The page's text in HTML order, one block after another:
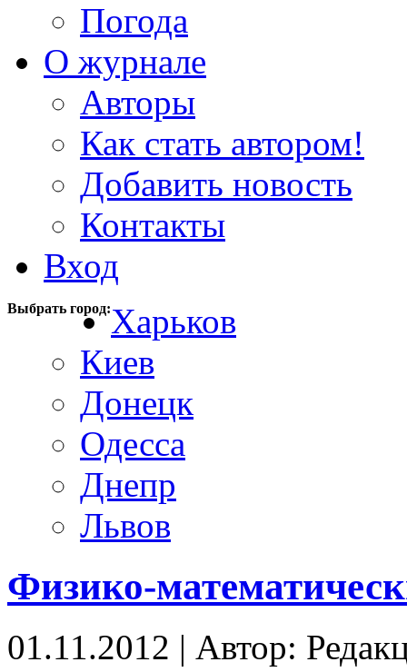
Погода
О журнале
Авторы
Как стать автором!
Добавить новость
Контакты
Вход
Выбрать город:Харьков
Киев
Донецк
Одесса
Днепр
Львов
Физико-
01.11.2012 | Автор: